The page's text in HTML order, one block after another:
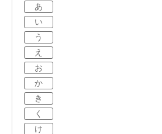
あ
い
う
え
お
か
き
く
け